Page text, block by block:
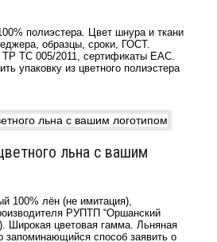
полиэстера. Цвет шнура и ткани
образцы, сроки, ГОСТ.
ТР ТС 005/2011, сертификаты EAC.
упаковку из цветного полиэстера
льна с вашим
100% лён (не имитация),
РУПТП “Оршанский
Широкая цветовая гамма. Льняная
запоминающийся способ заявить о